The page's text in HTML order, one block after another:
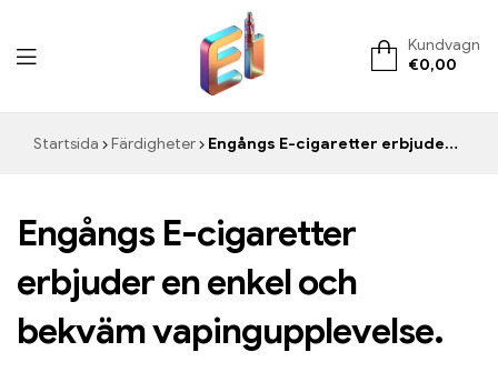
ElementVape.de
Kundvagn
€0,00
Startsida Färdigheter Engångs E-cigaretter erbjuder en enkel och bekväm vapingupplevelse.
Engångs E-cigaretter
erbjuder en enkel och
bekväm vapingupplevelse.